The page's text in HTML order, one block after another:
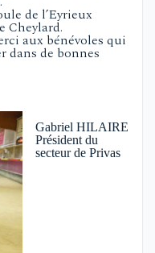
de l’Eyrieux
Cheylard.
aux bénévoles qui
dans de bonnes
Gabriel HILAIRE
Président du
secteur de Privas